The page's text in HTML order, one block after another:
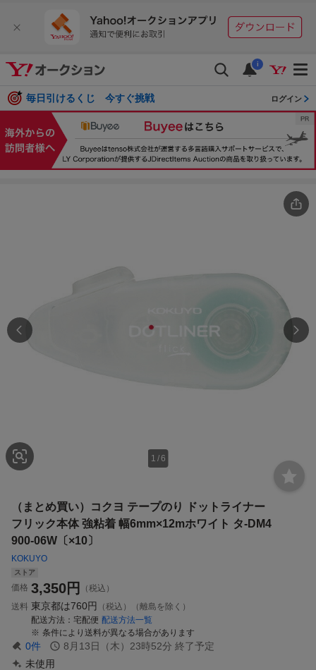
i
毎日引けるくじ 今すぐ挑戦 ログイン
1 /6
（まとめ買い）コクヨ テープのり ドットライナー
フリック本体 強粘着 幅6mm×12mホワイト タ-DM4
900-06W〔×10〕
KOKUYO
ストア
価格 3,350円
（税込）
送料 東京都は760円
（税込）（離島を除く）
配送方法
宅配便 配送方法一覧
条件により送料が異なる場合があります
0件 8月13日（木）23時52分 終了予定
未使用